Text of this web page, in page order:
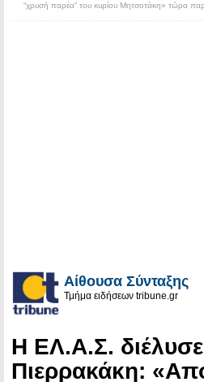
“χρυσή παρέα” του κυρίου Μητσοτάκη» τώρα
Αίθουσα Σύνταξης
Τμήμα ειδήσεων tribune.gr
Η ΕΛ.Α.Σ.
Πιερρακάκη: